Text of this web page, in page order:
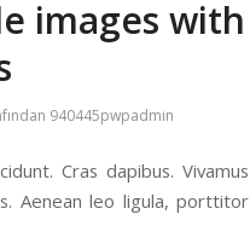
images with
940445pwpadmin
Cras dapibus. Vivamus
Aenean leo ligula, porttitor